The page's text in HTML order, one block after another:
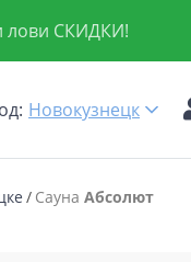
лови СКИДКИ!
Новокузнецк
Сауна Абсолют